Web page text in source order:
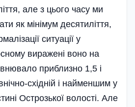
але з цього часу ми
як мінімум десятиліття,
ситуації у
виражені воно на
приблизно 1,5 і
східній і найменшим у
Острозької волості. Але